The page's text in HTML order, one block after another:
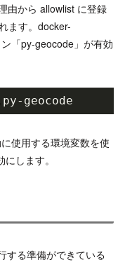
由から allowlist に登録
ます。docker-
「py-geocode」が有効
geocode
使用する環境変数を使
します。
する準備ができている